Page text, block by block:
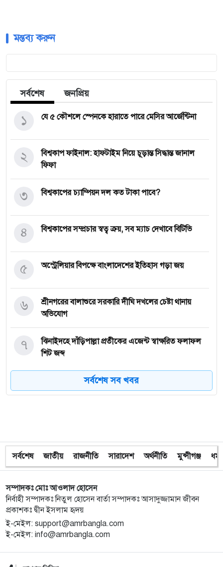
মন্তব্য করুন
সর্বশেষ জনপ্রিয়
যে ৫ কৌশলে স্পেনকে হারাতে পারে মেসির আর্জেন্টিনা
১
বিশ্বকাপ ফাইনাল: হাফটাইম নিয়ে চূড়ান্ত সিদ্ধান্ত জানাল
ফিফা
২
বিশ্বকাপের চ্যাম্পিয়ন দল কত টাকা পাবে?
৩
বিশ্বকাপের সম্প্রচার স্বত্ব ক্রয়, সব ম্যাচ দেখাবে বিটিভি
৪
অস্ট্রেলিয়ার বিপক্ষে বাংলাদেশের ইতিহাস গড়া জয়
৫
শ্রীনগরের বালাশুরে সরকারি দীঘি দখলের চেষ্টা থানায়
অভিযোগ
৬
ঝিনাইদহে দাঁড়িপাল্লা প্রতীকের এজেন্ট স্বাক্ষরিত ফলাফল
শিট জব্দ
৭
ত্রয়োদশ জাতীয় নির্বাচন, শান্তিপূর্ণ ও নিরপেক্ষ হোক
অবরুদ্ধ জামায়াত নেতাকে উদ্ধার করলেন এনসিপি নেত্রী ডা.
মিতু
১০
ভোটকেন্দ্রের সামনে বস্তাভর্তি টাকাসহ স্বেচ্ছাসেবকদল নেতা
আটক
১১
গোপালগঞ্জে ডিসির বাসভবনের সামনে ককটেল বিস্ফোরণ
১২
সর্বশেষ সব খবর
সর্বশেষ জাতীয় রাজনীতি সারাদেশ অর্থনীতি মুন্সীগঞ্জ ধর্ম
সম্পাদকঃ মোঃ আওলাদ হোসেন
নির্বাহী সম্পাদকঃ নিতুল হোসেন বার্তা সম্পাদকঃ আসাদুজ্জামান জীবন
প্রকাশকঃ দ্বীন ইসলাম হৃদয়
ই-মেইল: support@amrbangla.com
ই-মেইল: info@amrbangla.com